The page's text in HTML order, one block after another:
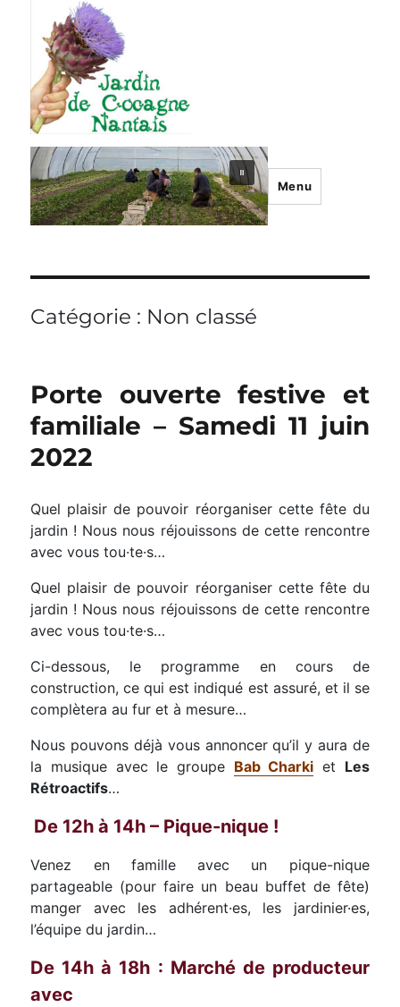
Menu
Catégorie : Non classé
Porte ouverte festive et
familiale – Samedi 11 juin
2022
Quel plaisir de pouvoir réorganiser cette fête du
jardin ! Nous nous réjouissons de cette rencontre
avec vous tou·te·s…
Quel plaisir de pouvoir réorganiser cette fête du
jardin ! Nous nous réjouissons de cette rencontre
avec vous tou·te·s…
Ci-dessous, le programme en cours de
construction, ce qui est indiqué est assuré, et il se
complètera au fur et à mesure…
Nous pouvons déjà vous annoncer qu’il y aura de
la musique avec le groupe Bab Charki et Les
Rétroactifs…
De 12h à 14h – Pique-nique !
Venez en famille avec un pique-nique
partageable (pour faire un beau buffet de fête)
manger avec les adhérent·es, les jardinier·es,
l’équipe du jardin…
De 14h à 18h : Marché de producteur
avec